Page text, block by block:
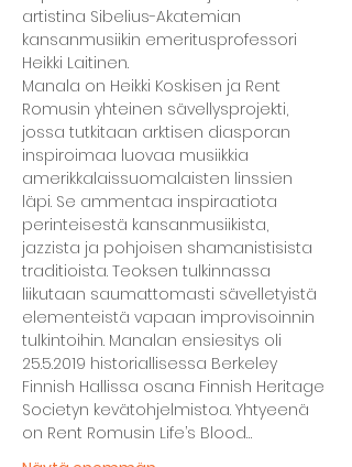
artistina Sibelius-Akatemian
kansanmusiikin emeritusprofessori
Heikki Laitinen.
Manala on Heikki Koskisen ja Rent
Romusin yhteinen sävellysprojekti,
jossa tutkitaan arktisen diasporan
inspiroimaa luovaa musiikkia
amerikkalaissuomalaisten linssien
läpi. Se ammentaa inspiraatiota
perinteisestä kansanmusiikista,
jazzista ja pohjoisen shamanistisista
traditioista. Teoksen tulkinnassa
liikutaan saumattomasti sävelletyistä
elementeistä vapaan improvisoinnin
tulkintoihin. Manalan ensiesitys oli
25.5.2019 historiallisessa Berkeley
Finnish Hallissa osana Finnish Heritage
Societyn kevätohjelmistoa. Yhtyeenä
on Rent Romusin Life’s Blood…